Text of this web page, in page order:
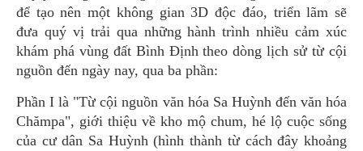
để tạo nên một không gian 3D độc đáo, triển lãm sẽ
đưa quý vị trải qua những hành trình nhiều cảm xúc
khám phá vùng đất Bình Định theo dòng lịch sử từ cội
nguồn đến ngày nay, qua ba phần:
Phần I là "Từ cội nguồn văn hóa Sa Huỳnh đến văn hóa
Chămpa", giới thiệu về kho mộ chum, hé lộ cuộc sống
của cư dân Sa Huỳnh (hình thành từ cách đây khoảng